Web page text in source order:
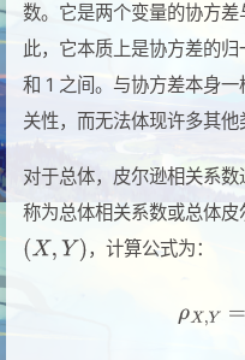
数。它是两个变量的协方
此，它本质上是协方差的
和 1 之间。与协方差本身
关性，而无法体现许多其他
对于总体，皮尔逊相关系
称为总体相关系数或总体
，计算公式为：